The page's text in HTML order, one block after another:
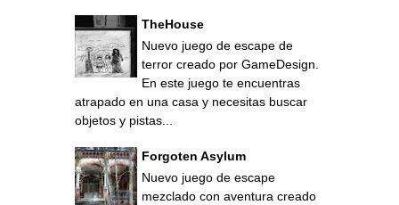
TheHouse
Nuevo juego de escape de
terror creado por GameDesign.
En este juego te encuentras
atrapado en una casa y necesitas buscar
objetos y pistas...
Forgoten Asylum
Nuevo juego de escape
mezclado con aventura creado